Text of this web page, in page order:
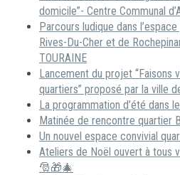
domicile”- Centre Communal
Parcours ludique dans
Rives-Du-Cher et de
TOURAINE
Lancement du projet “Faisons
quartiers” proposé par la ville
La programmation d’été dans
Matinée de rencontre quartier
Un nouvel espace convivial
Ateliers de Noël ouvert à tous
🎅🎁🎄